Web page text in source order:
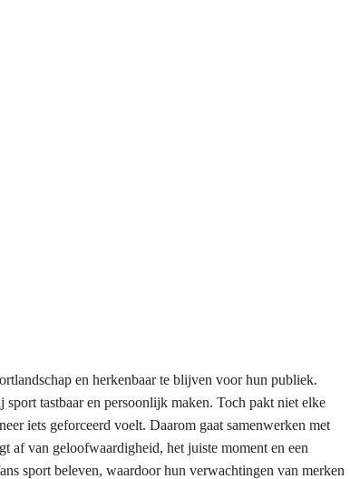
en herkenbaar te blijven voor hun publiek.
tastbaar en persoonlijk maken. Toch pakt niet elke
iets geforceerd voelt. Daarom gaat samenwerken met
af van geloofwaardigheid, het juiste moment en een
sport beleven, waardoor hun verwachtingen van merken